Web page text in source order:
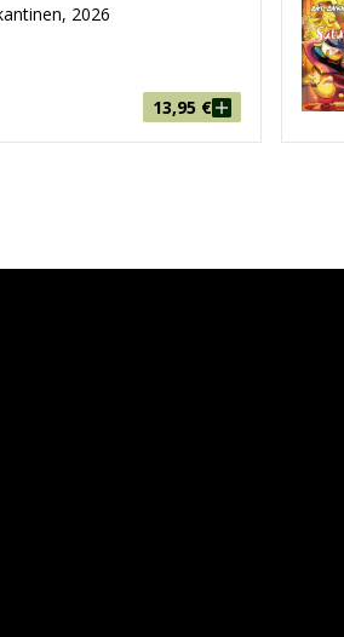
2026
13,95 €